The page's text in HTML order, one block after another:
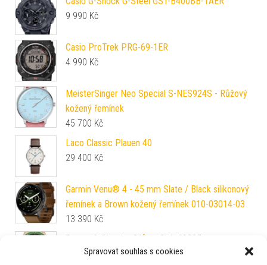
Spravovat souhlas s cookies
9 990 Kč
Casio ProTrek PRG-69-1ER
4 990 Kč
MeisterSinger Neo Special S-NES924S - Růžový
kožený řemínek
45 700 Kč
Laco Classic Plauen 40
29 400 Kč
Garmin Venu® 4 - 45 mm Slate / Black silikonový
řemínek a Brown kožený řemínek 010-03014-03
13 390 Kč
Baume & Mercier Clifton Club 10565
91 300Kč